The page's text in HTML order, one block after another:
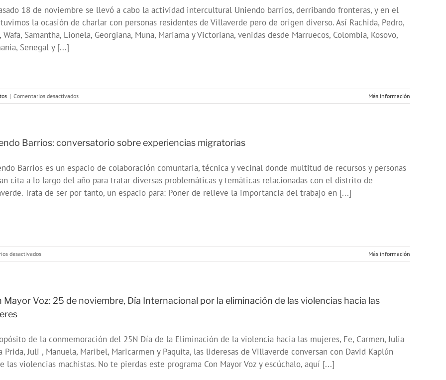
18 de noviembre se llevó a cabo la actividad intercultural Uniendo barrios, derribando fronteras, y en el
la ocasión de charlar con personas residentes de Villaverde pero de origen diverso. Así Rachida, Pedro,
Wafa, Samantha, Lionela, Georgiana, Muna, Mariama y Victoriana, venidas desde Marruecos, Colombia, Kosovo,
Senegal y [...]
| Comentarios desactivadosen
Uniendo
Más información
Barrios: conversatorio sobre experiencias migratorias
Barrios es un espacio de colaboración comuntaria, técnica y vecinal donde multitud de recursos y personas
cita a lo largo del año para tratar diversas problemáticas y temáticas relacionadas con el distrito de
Trata de ser por tanto, un espacio para: Poner de relieve la importancia del trabajo en [...]
desactivadosen
Uniendo
experiencias
Más información
Mayor Voz: 25 de noviembre, Día Internacional por la eliminación de las violencias hacia las
de la conmemoración del 25N Día de la Eliminación de la violencia hacia las mujeres, Fe, Carmen, Julia
Prida, Juli , Manuela, Maribel, Maricarmen y Paquita, las lideresas de Villaverde conversan con David Kaplún
las violencias machistas. No te pierdas este programa Con Mayor Voz y escúchalo, aquí [...]